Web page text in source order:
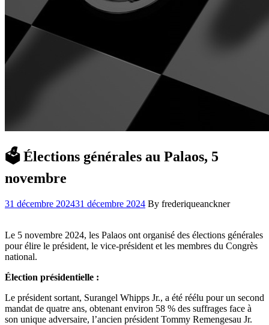
🗳️ Élections générales au Palaos, 5
novembre
31 décembre 202431 décembre 2024 By frederiqueanckner
Le 5 novembre 2024, les Palaos ont organisé des élections générales
pour élire le président, le vice-président et les membres du Congrès
national.
Élection présidentielle :
Le président sortant, Surangel Whipps Jr., a été réélu pour un second
mandat de quatre ans, obtenant environ 58 % des suffrages face à
son unique adversaire, l’ancien président Tommy Remengesau Jr.